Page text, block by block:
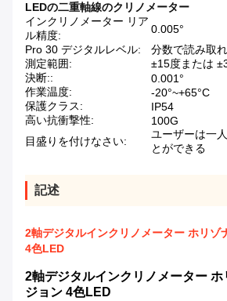
LEDの二重軸線のクリノメーター
インクリノメーター リア
ル精度:
0.005°
Pro 30 デジタルレベル:
分数で読み取
測定範囲:
±15度または
決断::
0.001°
作業温度:
-20°~+65°C
保護クラス:
IP54
高い抗衝撃性:
100G
目盛りを付けなさい:
ユーザーは一
とができる
記述
2軸デジタルインクリノメーター ホリゾ
4色LED
2軸デジタルインクリノメーター
ジョン 4色LED